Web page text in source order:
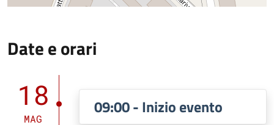
Date e orari
18
MAG
09:00 - Inizio evento